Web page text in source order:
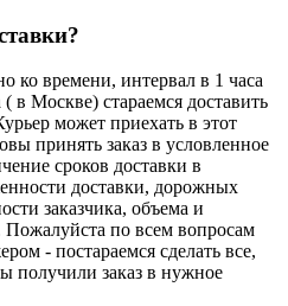
ко времени, интервал в 1 часа
в Москве) стараемся доставить
может приехать в этот
принять заказ в условленное
сроков доставки в
доставки, дорожных
заказчика, объема и
Пожалуйста по всем вопросам
- постараемся сделать все,
получили заказ в нужное